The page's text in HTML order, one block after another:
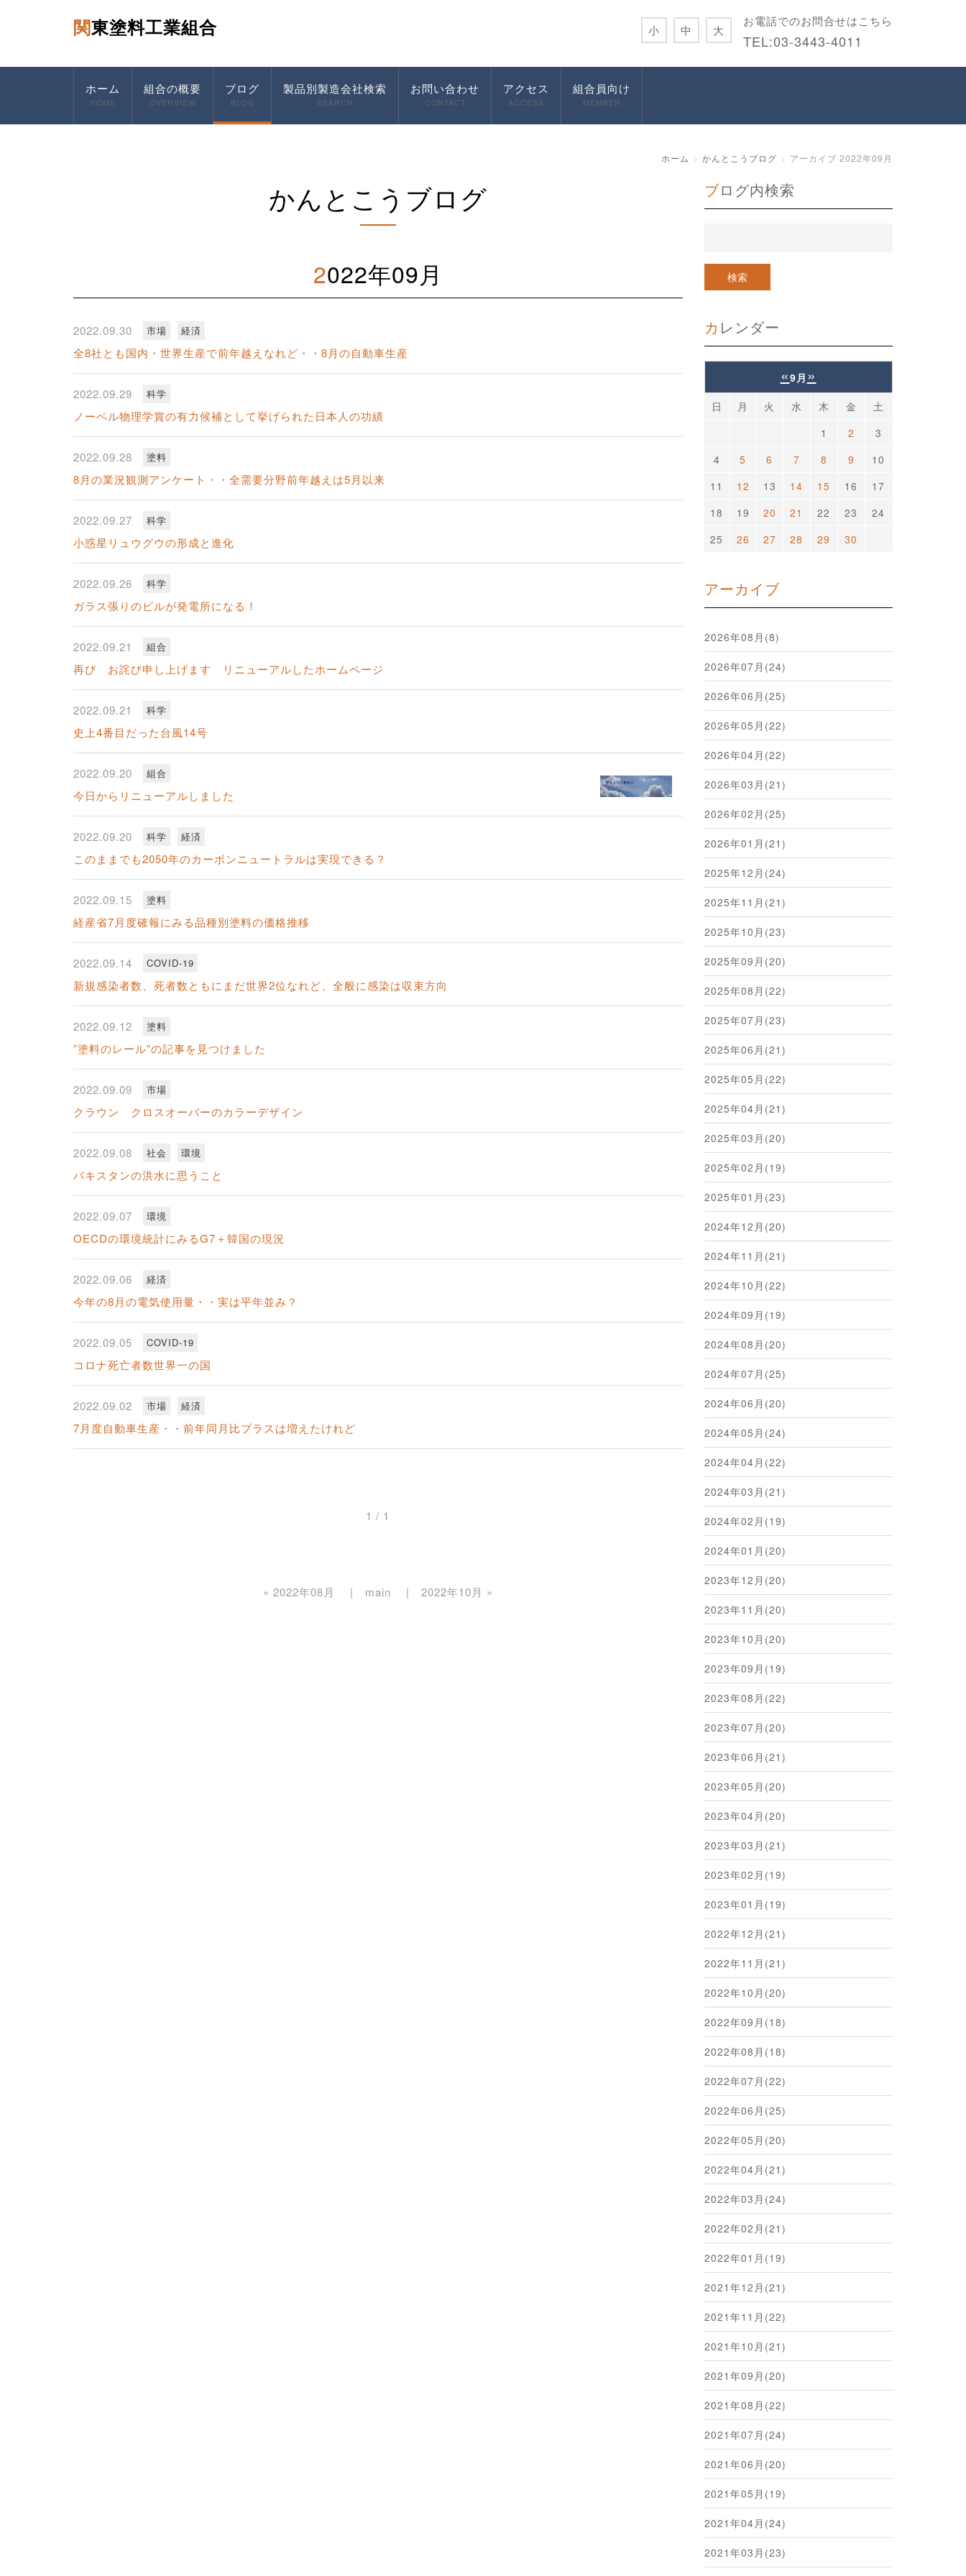
関東塗料工業組合 お電話でのお問合せはこちら
TEL:03-3443-4011
小 中 大
ホーム
HOME
組合の概要
OVERVIEW
ブログ
BLOG
製品別製造会社検索
SEARCH
お問い合わせ
CONTACT
アクセス
ACCESS
組合員向け
MEMBER
ホーム かんとこうブログ アーカイブ 2022年09月
かんとこうブログ
2022年09月
2022.09.30 市場 経済
全8社とも国内・世界生産で前年越えなれど・・8月の自動車生産
2022.09.29 科学
ノーベル物理学賞の有力候補として挙げられた日本人の功績
2022.09.28 塗料
8月の業況観測アンケート・・全需要分野前年越えは5月以来
2022.09.27 科学
小惑星リュウグウの形成と進化
2022.09.26 科学
ガラス張りのビルが発電所になる！
2022.09.21 組合
再び お詫び申し上げます リニューアルしたホームページ
2022.09.21 科学
史上4番目だった台風14号
2022.09.20 組合
今日からリニューアルしました
2022.09.20 科学 経済
このままでも2050年のカーボンニュートラルは実現できる？
2022.09.15 塗料
経産省7月度確報にみる品種別塗料の価格推移
2022.09.14 COVID-19
新規感染者数、死者数ともにまだ世界2位なれど、全般に感染は収束方向
2022.09.12 塗料
”塗料のレール”の記事を見つけました
2022.09.09 市場
クラウン クロスオーバーのカラーデザイン
2022.09.08 社会 環境
パキスタンの洪水に思うこと
2022.09.07 環境
OECDの環境統計にみるG7＋韓国の現況
2022.09.06 経済
今年の8月の電気使用量・・実は平年並み？
2022.09.05 COVID-19
コロナ死亡者数世界一の国
2022.09.02 市場 経済
7月度自動車生産・・前年同月比プラスは増えたけれど
1 / 1
« 2022年08月 main 2022年10月 »
ブログ内検索
カレンダー
«9月 »
日 月 火 水 木 金
土
1
2
3
4
5 6 7 8 9
10
11
12 13 14 15 16
17
18
19 20 21 22 23
24
25
26 27 28 29 30
アーカイブ
2026年08月(8)
2026年07月(24)
2026年06月(25)
2026年05月(22)
2026年04月(22)
2026年03月(21)
2026年02月(25)
2026年01月(21)
2025年12月(24)
2025年11月(21)
2025年10月(23)
2025年09月(20)
2025年08月(22)
2025年07月(23)
2025年06月(21)
2025年05月(22)
2025年04月(21)
2025年03月(20)
2025年02月(19)
2025年01月(23)
2024年12月(20)
2024年11月(21)
2024年10月(22)
2024年09月(19)
2024年08月(20)
2024年07月(25)
2024年06月(20)
2024年05月(24)
2024年04月(22)
2024年03月(21)
2024年02月(19)
2024年01月(20)
2023年12月(20)
2023年11月(20)
2023年10月(20)
2023年09月(19)
2023年08月(22)
2023年07月(20)
2023年06月(21)
2023年05月(20)
2023年04月(20)
2023年03月(21)
2023年02月(19)
2023年01月(19)
2022年12月(21)
2022年11月(21)
2022年10月(20)
2022年09月(18)
2022年08月(18)
2022年07月(22)
2022年06月(25)
2022年05月(20)
2022年04月(21)
2022年03月(24)
2022年02月(21)
2022年01月(19)
2021年12月(21)
2021年11月(22)
2021年10月(21)
2021年09月(20)
2021年08月(22)
2021年07月(24)
2021年06月(20)
2021年05月(19)
2021年04月(24)
2021年03月(23)